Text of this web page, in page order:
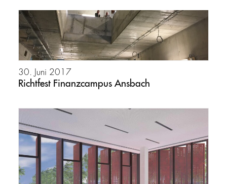
30. Juni 2017
Richtfest Finanzcampus Ansbach